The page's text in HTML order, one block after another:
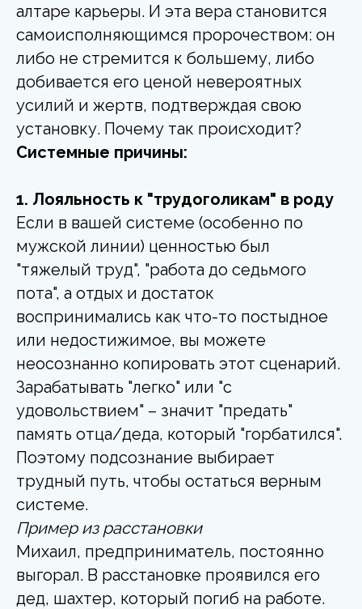
алтаре карьеры. И эта вера становится
самоисполняющимся пророчеством: он
либо не стремится к большему, либо
добивается его ценой невероятных
усилий и жертв, подтверждая свою
установку. Почему так происходит?
Системные причины:
1. Лояльность к "трудоголикам" в роду
Если в вашей системе (особенно по
мужской линии) ценностью был
"тяжелый труд", "работа до седьмого
пота", а отдых и достаток
воспринимались как что-то постыдное
или недостижимое, вы можете
неосознанно копировать этот сценарий.
Зарабатывать "легко" или "с
удовольствием" – значит "предать"
память отца/деда, который "горбатился".
Поэтому подсознание выбирает
трудный путь, чтобы остаться верным
системе.
Пример из расстановки
Михаил, предприниматель, постоянно
выгорал. В расстановке проявился его
дед, шахтер, который погиб на работе.